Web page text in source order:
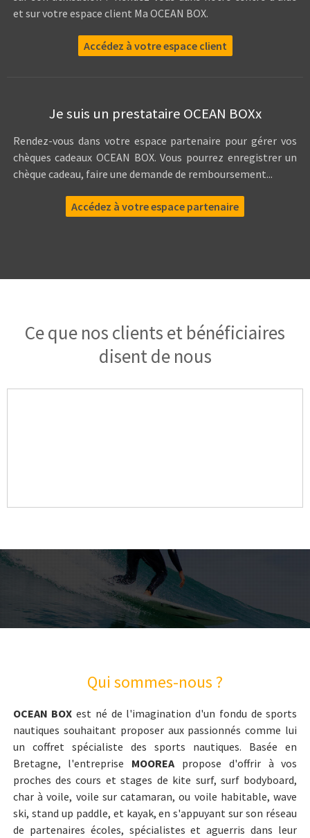
et sur votre espace client Ma OCEAN BOX.
Accédez à votre espace client
Je suis un prestataire OCEAN BOXx
Rendez-vous dans votre espace partenaire pour gérer vos
chèques cadeaux OCEAN BOX. Vous pourrez enregistrer un
chèque cadeau, faire une demande de remboursement...
Accédez à votre espace partenaire
Ce que nos clients et bénéficiaires
disent de nous
Qui sommes-nous ?
OCEAN BOX est né de l'imagination d'un fondu de sports
nautiques souhaitant proposer aux passionnés comme lui
un coffret spécialiste des sports nautiques. Basée en
Bretagne, l'entreprise MOOREA propose d'offrir à vos
proches des cours et stages de kite surf, surf bodyboard,
char à voile, voile sur catamaran, ou voile habitable, wave
ski, stand up paddle, et kayak, en s'appuyant sur son réseau
de partenaires écoles, spécialistes et aguerris dans leur